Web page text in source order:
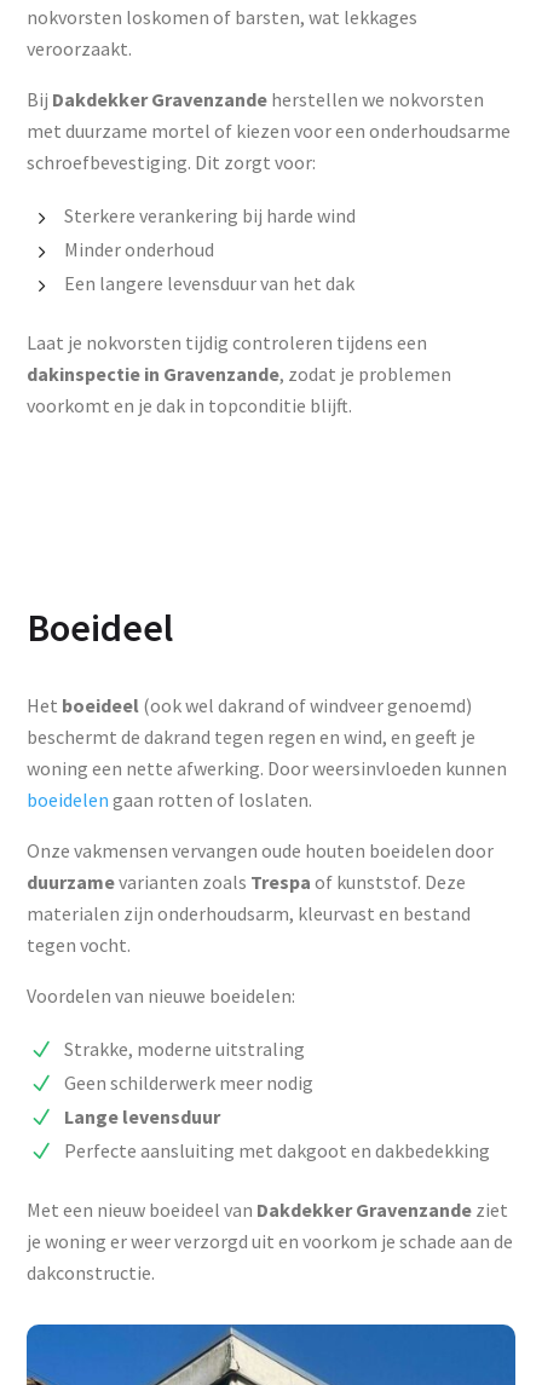
nokvorsten loskomen of barsten, wat lekkages
veroorzaakt.
Bij Dakdekker Gravenzande herstellen we nokvorsten
met duurzame mortel of kiezen voor een onderhoudsarme
schroefbevestiging. Dit zorgt voor:
Sterkere verankering bij harde wind
Minder onderhoud
Een langere levensduur van het dak
Laat je nokvorsten tijdig controleren tijdens een
dakinspectie in Gravenzande, zodat je problemen
voorkomt en je dak in topconditie blijft.
Boeideel
Het boeideel (ook wel dakrand of windveer genoemd)
beschermt de dakrand tegen regen en wind, en geeft je
woning een nette afwerking. Door weersinvloeden kunnen
boeidelen gaan rotten of loslaten.
Onze vakmensen vervangen oude houten boeidelen door
duurzamevarianten zoals Trespa of kunststof. Deze
materialen zijn onderhoudsarm, kleurvast en bestand
tegen vocht.
Voordelen van nieuwe boeidelen:
Strakke, moderne uitstraling
Geen schilderwerk meer nodig
Lange levensduur
Perfecte aansluiting met dakgoot en dakbedekking
Met een nieuw boeideel van Dakdekker Gravenzande ziet
je woning er weer verzorgd uit en voorkom je schade aan de
dakconstructie.